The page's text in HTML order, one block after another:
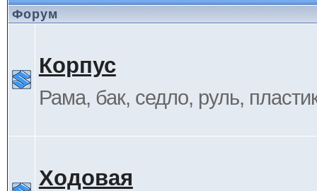
Форум
Корпус
Рама, бак, седло, руль,
Ходовая